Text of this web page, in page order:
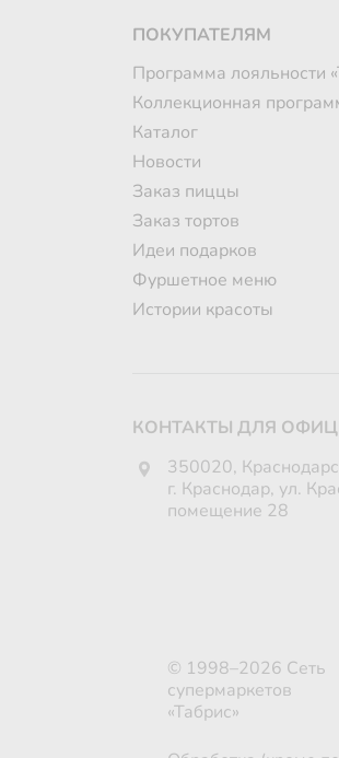
ПОКУПАТЕЛЯМ
Программа лояльности
Коллекционная
Каталог
Новости
Заказ пиццы
Заказ тортов
Идеи подарков
Фуршетное меню
Истории красоты
КОНТАКТЫ ДЛЯ
350020,
г. Краснодар, ул.
помещение 28
© 1998–2026 Сеть
супермаркетов
«Табрис»